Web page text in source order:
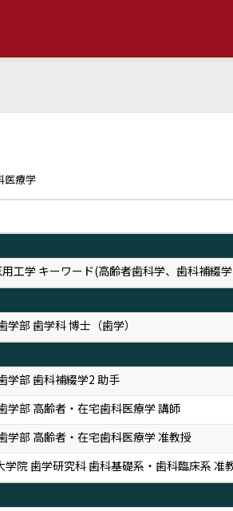
医療学
工学 キーワード(高齢者歯科学、歯科補綴
学部 歯学科 博士（歯学）
学部 歯科補綴学2 助手
学部 高齢者・在宅歯科医療学 講師
学部 高齢者・在宅歯科医療学 准教授
学院 歯学研究科 歯科基礎系・歯科臨床系 准